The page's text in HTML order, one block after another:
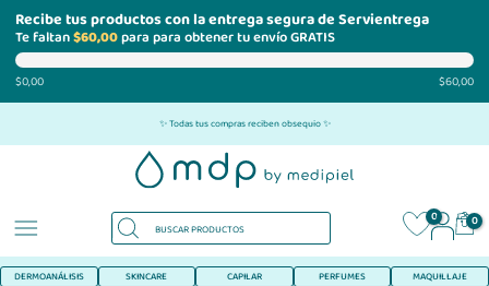
Recibe tus productos con la entrega segura de Servientrega
Te faltan$60,00para para obtener tu envío GRATIS
$0,00 $60,00
al
✨ Todas tus compras reciben obsequio ✨
0 0
DERMOANÁLISIS SKINCARE CAPILAR PERFUMES MAQUILLAJE